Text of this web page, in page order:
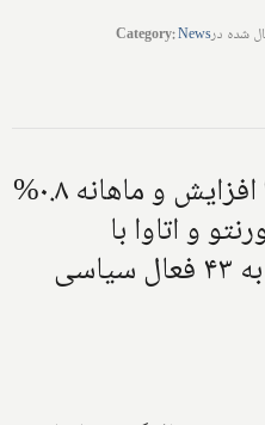
شده در Category:News
اجاره سالیانه کانادا ۷% افزایش و ماهانه ۰.۸%
و اتاوا با
موش‌های بزرگ؛ امارات به ۴۳ فعال سیاسی